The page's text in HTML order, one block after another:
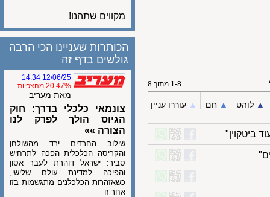
מקווים שתהנו!
לוהט ▲︎ חם ▲︎ עוררו עניין
הכותרות שעניינו הכי הרבה
גולשים בדף זה
12/06/25 14:34
20.47% מהצפיות
מאת מעריב
צונמאי כלכלי בדרך: חוק
הגיוס הולך לפרק לנו
הצורה »»
שילוב החרדים ירד מהשולחן
והקריסה הכלכלית הפכה לתרחיש
סביר: ישראל דוהרת לעבר אסון
והפיכה למדינת עולם שלישי,
כשאזהרות הכלכלנים מתגשמות בזו
אחר זו